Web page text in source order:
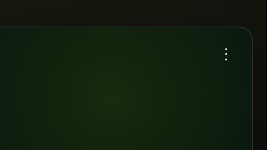
...